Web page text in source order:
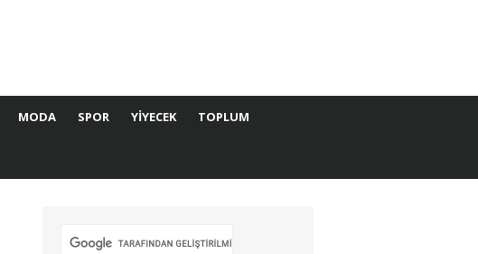
MODA SPOR YIYECEK TOPLUM